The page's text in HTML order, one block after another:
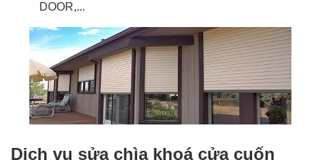
DOOR,...
Dịch vụ sửa chìa khoá cửa cuốn